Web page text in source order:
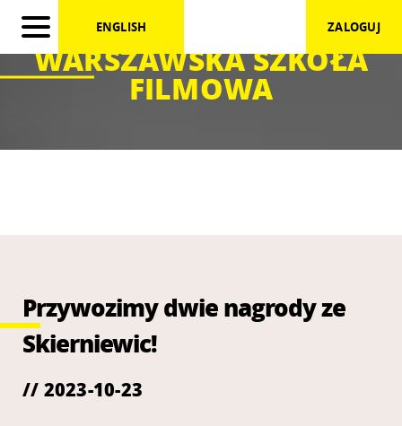
WARSZAWSKA SZKOŁA
FILMOWA
ENGLISH ZALOGUJ
Przywozimy dwie nagrody ze
Skierniewic!
// 2023-10-23